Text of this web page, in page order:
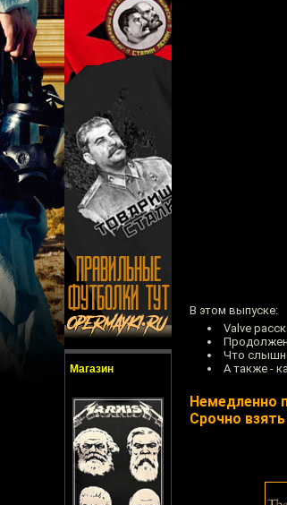
Магазин
В этом выпуске:
Valve
Что
А также -
Немедленно
Срочно